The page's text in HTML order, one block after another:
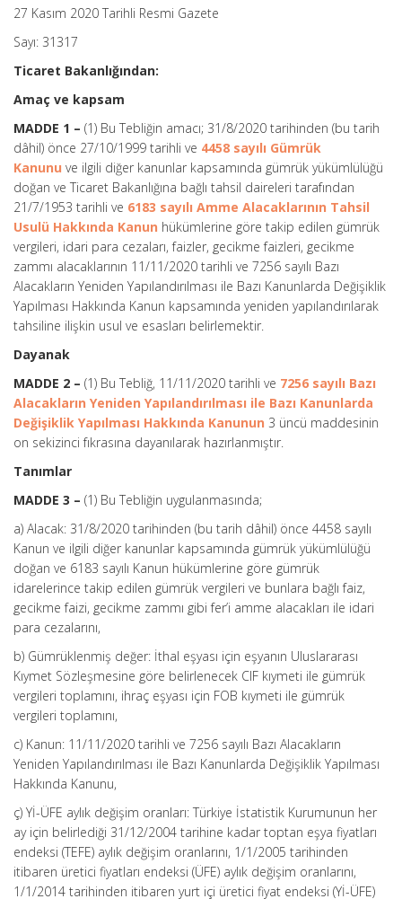
27 Kasım 2020 Tarihli Resmi Gazete
Sayı: 31317
Ticaret Bakanlığından:
Amaç ve kapsam
MADDE 1 – (1) Bu Tebliğin amacı; 31/8/2020 tarihinden (bu tarih
dâhil) önce 27/10/1999 tarihli ve 4458 sayılı Gümrük
Kanunu ve ilgili diğer kanunlar kapsamında gümrük yükümlülüğü
doğan ve Ticaret Bakanlığına bağlı tahsil daireleri tarafından
21/7/1953 tarihli ve 6183 sayılı Amme Alacaklarının Tahsil
Usulü Hakkında Kanun hükümlerine göre takip edilen gümrük
vergileri, idari para cezaları, faizler, gecikme faizleri, gecikme
zammı alacaklarının 11/11/2020 tarihli ve 7256 sayılı Bazı
Alacakların Yeniden Yapılandırılması ile Bazı Kanunlarda Değişiklik
Yapılması Hakkında Kanun kapsamında yeniden yapılandırılarak
tahsiline ilişkin usul ve esasları belirlemektir.
Dayanak
MADDE 2 – (1) Bu Tebliğ, 11/11/2020 tarihli ve 7256 sayılı Bazı
Alacakların Yeniden Yapılandırılması ile Bazı Kanunlarda
Değişiklik Yapılması Hakkında Kanunun 3 üncü maddesinin
on sekizinci fıkrasına dayanılarak hazırlanmıştır.
Tanımlar
MADDE 3 – (1) Bu Tebliğin uygulanmasında;
a) Alacak: 31/8/2020 tarihinden (bu tarih dâhil) önce 4458 sayılı
Kanun ve ilgili diğer kanunlar kapsamında gümrük yükümlülüğü
doğan ve 6183 sayılı Kanun hükümlerine göre gümrük
idarelerince takip edilen gümrük vergileri ve bunlara bağlı faiz,
gecikme faizi, gecikme zammı gibi fer’i amme alacakları ile idari
para cezalarını,
b) Gümrüklenmiş değer: İthal eşyası için eşyanın Uluslararası
Kıymet Sözleşmesine göre belirlenecek CIF kıymeti ile gümrük
vergileri toplamını, ihraç eşyası için FOB kıymeti ile gümrük
vergileri toplamını,
c) Kanun: 11/11/2020 tarihli ve 7256 sayılı Bazı Alacakların
Yeniden Yapılandırılması ile Bazı Kanunlarda Değişiklik Yapılması
Hakkında Kanunu,
ç) Yİ-ÜFE aylık değişim oranları: Türkiye İstatistik Kurumunun her
ay için belirlediği 31/12/2004 tarihine kadar toptan eşya fiyatları
endeksi (TEFE) aylık değişim oranlarını, 1/1/2005 tarihinden
itibaren üretici fiyatları endeksi (ÜFE) aylık değişim oranlarını,
1/1/2014 tarihinden itibaren yurt içi üretici fiyat endeksi (Yİ-ÜFE)